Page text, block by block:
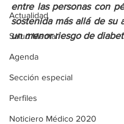
Actualidad
Salud Mental
Agenda
Sección especial
Perfiles
Noticiero Médico 2020
entre las personas con
sostenida más allá de su
un menor riesgo de